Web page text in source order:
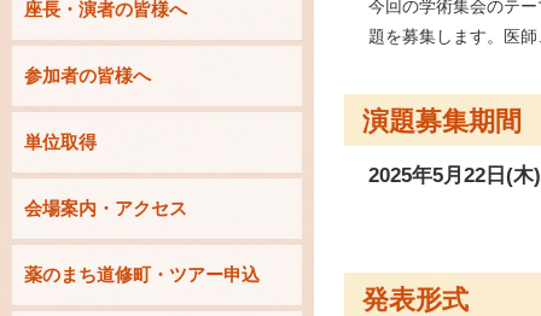
座長・演者の皆様へ
参加者の皆様へ
単位取得
会場案内・アクセス
薬のまち道修町・ツアー申込
今回の学術集会のテ
題を募集します。医
演題募集期間
2025年5月22日(木
発表形式